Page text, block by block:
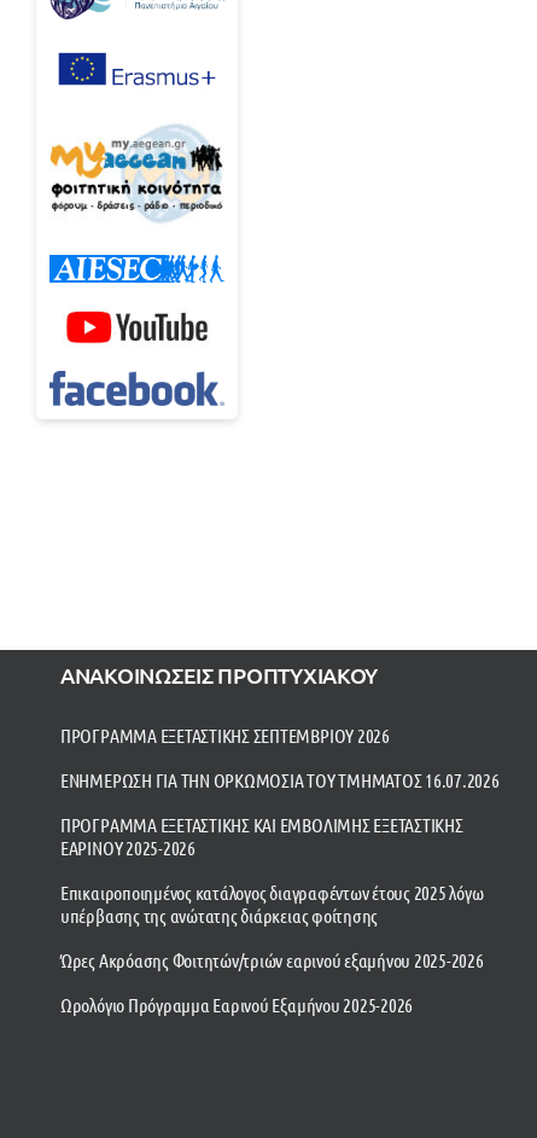
ΑΝΑΚΟΙΝΩΣΕΙΣ ΠΡΟΠΤΥΧΙΑΚΟΥ
ΠΡΟΓΡΑΜΜΑ ΕΞΕΤΑΣΤΙΚΗΣ ΣΕΠΤΕΜΒΡΙΟΥ 2026
ΕΝΗΜΕΡΩΣΗ ΓΙΑ ΤΗΝ ΟΡΚΩΜΟΣΙΑ ΤΟΥ ΤΜΗΜΑΤΟΣ 16.07.2026
ΠΡΟΓΡΑΜΜΑ ΕΞΕΤΑΣΤΙΚΗΣ ΚΑΙ ΕΜΒΟΛΙΜΗΣ ΕΞΕΤΑΣΤΙΚΗΣ
ΕΑΡΙΝΟΥ 2025-2026
Επικαιροποιημένος κατάλογος διαγραφέντων έτους 2025 λόγω
υπέρβασης της ανώτατης διάρκειας φοίτησης
Ώρες Ακρόασης Φοιτητών/τριών εαρινού εξαμήνου 2025-2026
Ωρολόγιο Πρόγραμμα Εαρινού Εξαμήνου 2025-2026